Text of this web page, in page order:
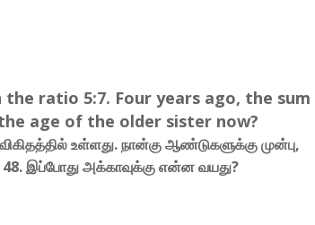
ratio 5:7. Four years ago, the sum
age of the older sister now?
உள்ளது. நான்கு ஆண்டுகளுக்கு முன்பு,
இப்போது அக்காவுக்கு என்ன வயது?